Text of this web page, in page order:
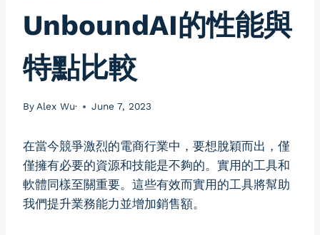
UnboundAI的性能與
特點比較
By Alex Wu· June 7, 2023
在當今競爭激烈的電商行業中，要想脫穎而出，僅
僅擁有必要的資源和技能是不夠的。實用的工具和
軟體同樣至關重要。這些有效而實用的工具將幫助
我們提升業務能力並增加銷售額。